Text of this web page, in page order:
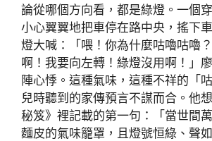
論從哪個方向看，都是綠燈。一個
小心翼翼地把車停在路中央，搖下
燈大喊：「喂！你為什麼咕嚕咕嚕
啊！我要向左轉！綠燈沒用啊！」
陣心悸。這種氣味，這種不祥的「
兒時聽到的家傳預言不謀而合。他
秘笈》裡記載的第一句：「當世間
麵皮的氣味籠罩，且燈號恒綠、聲